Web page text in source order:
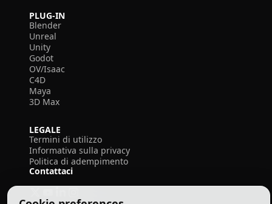
PLUG-IN
Blender
Unreal
Unity
Godot
OV/Isaac
C4D
Maya
3D Max
LEGALE
Termini di utilizzo
Informativa sulla privacy
Politica di adempimento
Contattaci